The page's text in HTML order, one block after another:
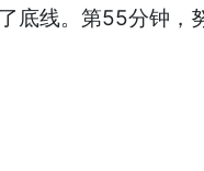
底线。第55分钟，